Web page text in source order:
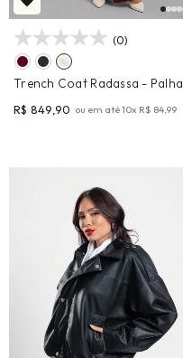
(0)
Trench Coat Radassa - Palha
R$ 849,90 ou em até10x R$ 84,99